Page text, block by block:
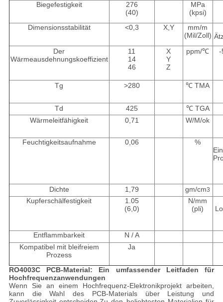
Biegefestigkeit
276
(40)
MPa
(kpsi)
Dimensionsstabilität
<0,3 X,Y
mm/m
(Mil/Zoll)
Der
Wärmeausdehnungskoeffizient
11
14
46
X
Y
Z
ppm/℃
Tg >280 ℃ TMA
Td 425
℃ TGA
Wärmeleitfähigkeit
0,71 W/M/ok
Feuchtigkeitsaufnahme 0,06
%
Dichte 1,79 gm/cm3
Kupferschälfestigkeit
1.05
(6,0)
N/mm
(pli)
Entflammbarkeit
N / A
Kompatibel mit bleifreiem
Prozess
Ja
RO4003C PCB-Material: Ein umfassender Leitfaden für
Hochfrequenzanwendungen
Wenn Sie an einem Hochfrequenz-Elektronikprojekt arbeiten,
kann die Wahl des PCB-Materials über Leistung und